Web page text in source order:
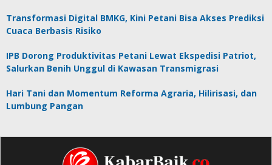
Transformasi Digital BMKG, Kini Petani Bisa Akses Prediksi
Cuaca Berbasis Risiko
IPB Dorong Produktivitas Petani Lewat Ekspedisi Patriot,
Salurkan Benih Unggul di Kawasan Transmigrasi
Hari Tani dan Momentum Reforma Agraria, Hilirisasi, dan
Lumbung Pangan